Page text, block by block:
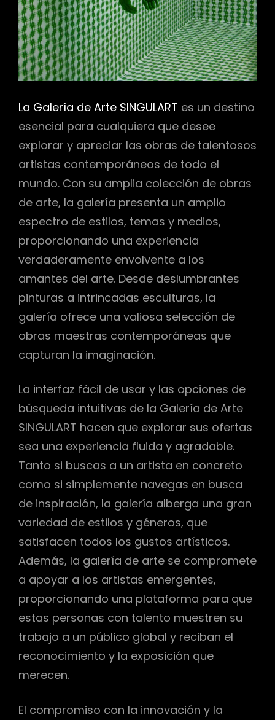
La Galería de Arte SINGULART es un destino
esencial para cualquiera que desee
explorar y apreciar las obras de talentosos
artistas contemporáneos de todo el
mundo. Con su amplia colección de obras
de arte, la galería presenta un amplio
espectro de estilos, temas y medios,
proporcionando una experiencia
verdaderamente envolvente a los
amantes del arte. Desde deslumbrantes
pinturas a intrincadas esculturas, la
galería ofrece una valiosa selección de
obras maestras contemporáneas que
capturan la imaginación.
La interfaz fácil de usar y las opciones de
búsqueda intuitivas de la Galería de Arte
SINGULART hacen que explorar sus ofertas
sea una experiencia fluida y agradable.
Tanto si buscas a un artista en concreto
como si simplemente navegas en busca
de inspiración, la galería alberga una gran
variedad de estilos y géneros, que
satisfacen todos los gustos artísticos.
Además, la galería de arte se compromete
a apoyar a los artistas emergentes,
proporcionando una plataforma para que
estas personas con talento muestren su
trabajo a un público global y reciban el
reconocimiento y la exposición que
merecen.
El compromiso con la innovación y la